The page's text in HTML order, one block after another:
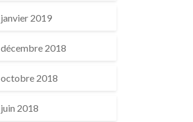
janvier 2019
décembre 2018
octobre 2018
juin 2018